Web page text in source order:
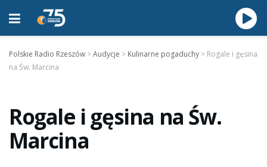
Polskie Radio Rzeszów >Audycje > Kulinarne pogaduchy > Rogale i gęsina
na Św. Marcina
Rogale i gęsina na Św.
Marcina